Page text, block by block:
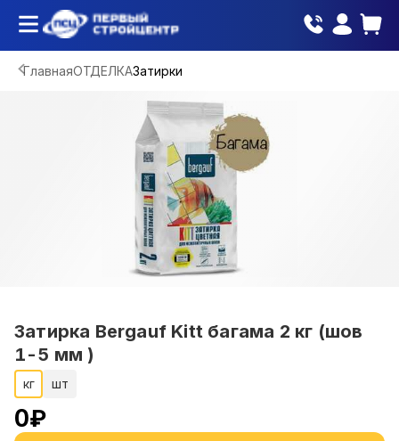
ГлавнаяОТДЕЛКАЗатирки
Затирка Bergauf Kitt багама 2 кг (шов
1-5 мм )
кг шт
0₽